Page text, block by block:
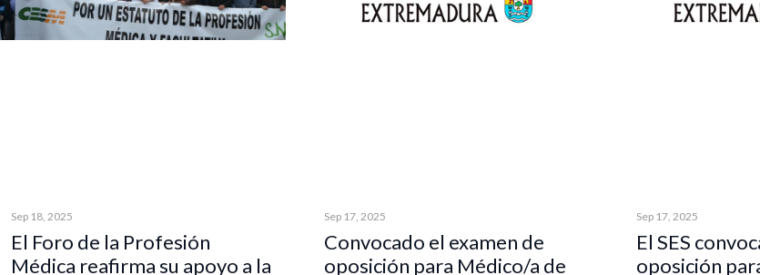
Sep 18, 2025
El Foro de la Profesión
Médica reafirma su apoyo a la
Sep 17, 2025
Convocado el examen de
oposición para Médico/a de
Sep 17, 2025
El SES
oposición